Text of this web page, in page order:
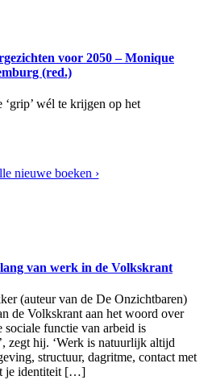
voor 2050 – Monique
(red.)
‘grip’ wél te krijgen op het
nieuwe boeken ›
van werk in de Volkskrant
(auteur van de De Onzichtbaren)
de Volkskrant aan het woord over
functie van arbeid is
zegt hij. ‘Werk is natuurlijk altijd
structuur, dagritme, contact met
je identiteit […]